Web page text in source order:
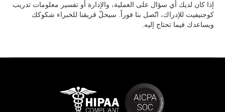
إذا كان لديك أي سؤال على العملية، والإدارة أو تفسير معلومات تدريب
كوجنيفيت للإدراك، اتّصل بنا فوراً. سيحلّ قريقنا للخبراء شكوكك
ويساعدك فيما تحتاج إليه.